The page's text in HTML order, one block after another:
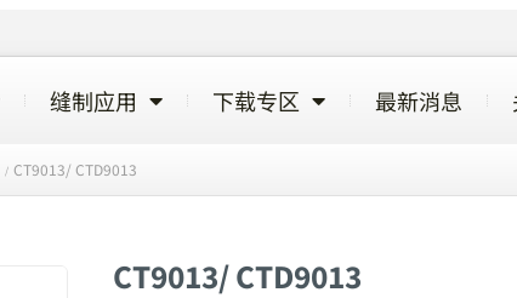
缝制应用 下载专区 最新消息
/ CT9013/ CTD9013
CT9013/ CTD9013